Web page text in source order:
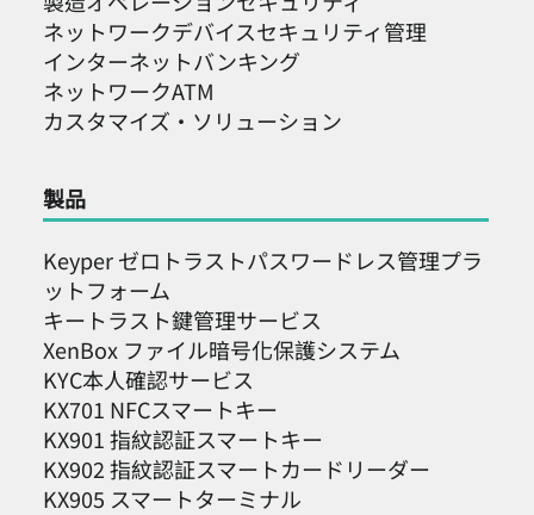
製品
Keyper ゼロトラストパスワードレス管理プラ
ットフォーム
キートラスト鍵管理サービス
XenBox ファイル暗号化保護システム
KYC本人確認サービス
KX701 NFCスマートキー
KX901 指紋認証スマートキー
KX902 指紋認証スマートカードリーダー
KX905 スマートターミナル
ネットワークデバイスセキュリティ管理
インターネットバンキング
ネットワークATM
カスタマイズ・ソリューション